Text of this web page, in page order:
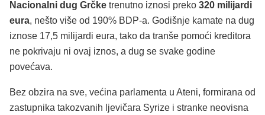
Nacionalni dug Grčke trenutno iznosi preko 320 milijardi
eura, nešto više od 190% BDP-a. Godišnje kamate na dug
iznose 17,5 milijardi eura, tako da tranše pomoći kreditora
ne pokrivaju ni ovaj iznos, a dug se svake godine
povećava.
Bez obzira na sve, većina parlamenta u Ateni, formirana od
zastupnika takozvanih ljevičara Syrize i stranke neovisna